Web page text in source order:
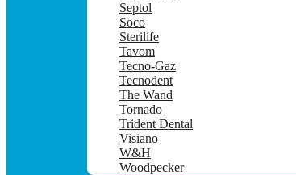
Septol
Soco
Sterilife
Tavom
Tecno-Gaz
Tecnodent
The Wand
Tornado
Trident Dental
Visiano
W&H
Woodpecker